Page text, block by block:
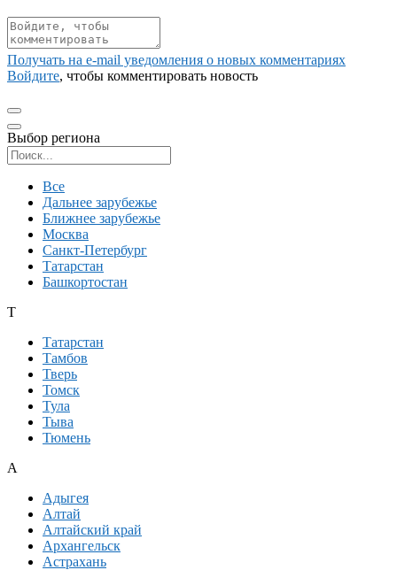
Получать на e‑mail уведомления о новых комментариях
Войдите, чтобы комментировать новость
Выбор региона
Все
Дальнее зарубежье
Ближнее зарубежье
Москва
Санкт-Петербург
Татарстан
Башкортостан
Т
Татарстан
Тамбов
Тверь
Томск
Тула
Тыва
Тюмень
А
Адыгея
Алтай
Алтайский край
Архангельск
Астрахань